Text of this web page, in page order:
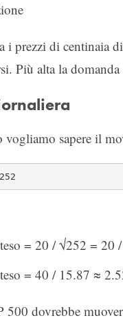
i prezzi di centinaia
Più alta la
vogliamo sapere il
= 20 / √252 = 20
= 40 / 15.87 ≈
dovrebbe